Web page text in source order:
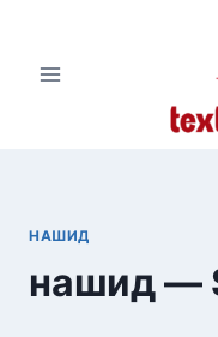
содержимому
НАШИД
нашид —